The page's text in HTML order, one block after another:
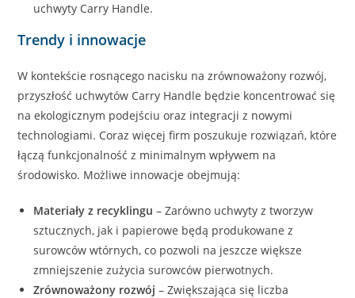
uchwyty Carry Handle.
Trendy i innowacje
W kontekście rosnącego nacisku na zrównoważony rozwój,
przyszłość uchwytów Carry Handle będzie koncentrować się
na ekologicznym podejściu oraz integracji z nowymi
technologiami. Coraz więcej firm poszukuje rozwiązań, które
łączą funkcjonalność z minimalnym wpływem na
środowisko. Możliwe innowacje obejmują:
Materiały z recyklingu – Zarówno uchwyty z tworzyw
sztucznych, jak i papierowe będą produkowane z
surowców wtórnych, co pozwoli na jeszcze większe
zmniejszenie zużycia surowców pierwotnych.
Zrównoważony rozwój – Zwiększająca się liczba